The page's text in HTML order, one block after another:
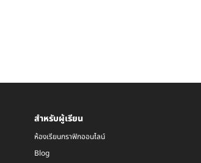
สำหรับผู้เรียน
ห้องเรียนกราฟิกออนไลน์
Blog